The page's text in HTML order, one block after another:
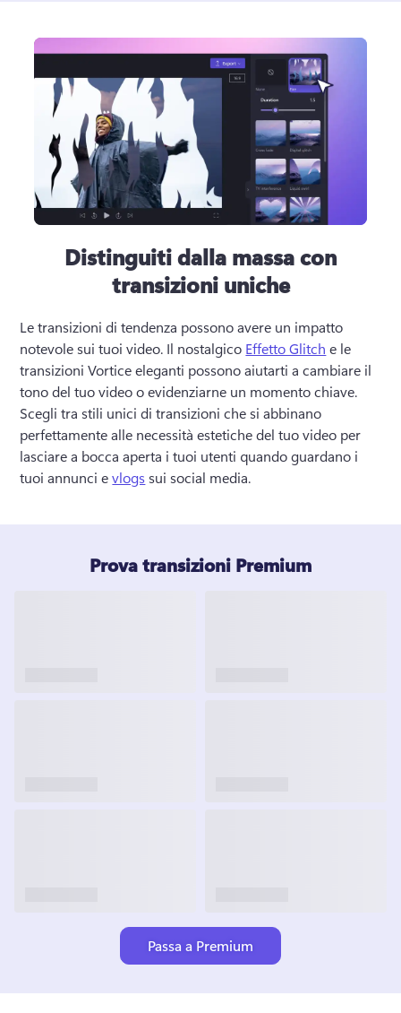
Distinguiti dalla massa con
transizioni uniche
Le transizioni di tendenza possono avere un impatto
notevole sui tuoi video. Il nostalgico Effetto Glitch e le
transizioni Vortice eleganti possono aiutarti a cambiare il
Scegli tra stili unici di transizioni che si abbinano
perfettamente alle necessità estetiche del tuo video per
lasciare a bocca aperta i tuoi utenti quando guardano i
tuoi annunci e vlogs sui social media.
Prova transizioni Premium
Passa a Premium